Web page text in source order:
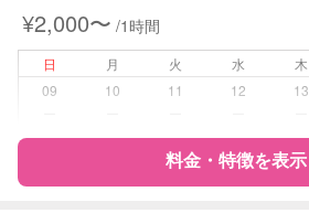
受験対策
高校受験
大学受験
中学生
¥2,000〜 /1時間
日 月 火 水 木
09
10 11 12 13
料金・特徴を表示